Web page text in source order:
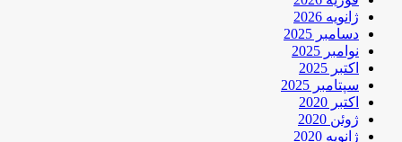
ژانویه 2026
دسامبر 2025
نوامبر 2025
اکتبر 2025
سپتامبر 2025
اکتبر 2020
ژوئن 2020
ژانویه 2020